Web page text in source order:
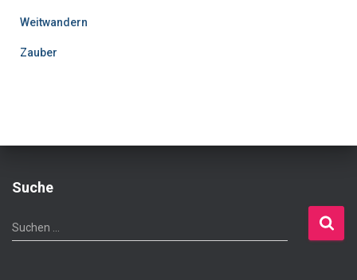
Weitwandern
Zauber
Suche
S
u
Suchen …